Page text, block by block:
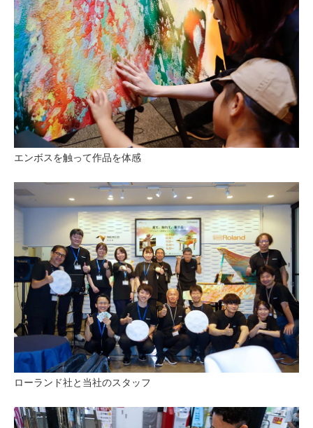
エンボスを触って作品を体感
ローランド社と当社のスタッフ